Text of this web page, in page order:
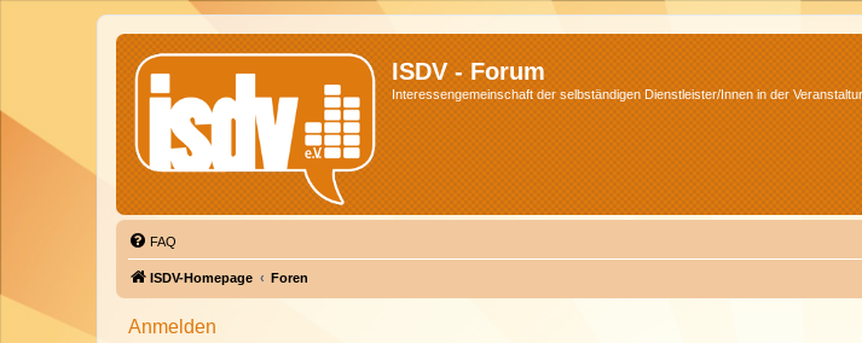
ISDV - Forum
Interessengemeinschaft der selbständigen Dienstleister/Innen in der
FAQ
ISDV-Homepage Foren
Anmelden